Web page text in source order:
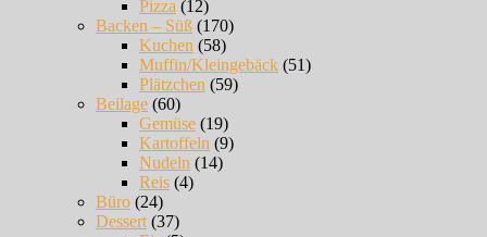
Pizza (12)
Backen – Süß (170)
Kuchen (58)
Muffin/Kleingebäck (51)
Plätzchen (59)
Beilage (60)
Gemüse (19)
Kartoffeln (9)
Nudeln (14)
Reis (4)
Büro (24)
Dessert(37)